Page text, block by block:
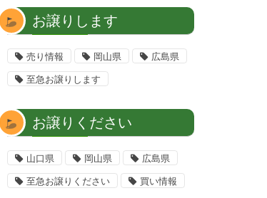
お譲りします
売り情報 岡山県 広島県
至急お譲りします
お譲りください
山口県 岡山県 広島県
至急お譲りください 買い情報